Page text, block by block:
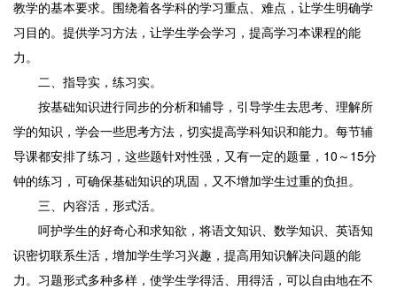
教学的基本要求。围绕着各学科的学习重点、难点，让学生明确学
习目的。提供学习方法，让学生学会学习，提高学习本课程的能
力。
二、指导实，练习实。
按基础知识进行同步的分析和辅导，引导学生去思考、理解所
学的知识，学会一些思考方法，切实提高学科知识和能力。每节辅
导课都安排了练习，这些题针对性强，又有一定的题量，10～15分
钟的练习，可确保基础知识的巩固，又不增加学生过重的负担。
三、内容活，形式活。
呵护学生的好奇心和求知欲，将语文知识、数学知识、英语知
识密切联系生活，增加学生学习兴趣，提高用知识解决问题的能
力。习题形式多种多样，使学生学得活、用得活，可以自由地在不